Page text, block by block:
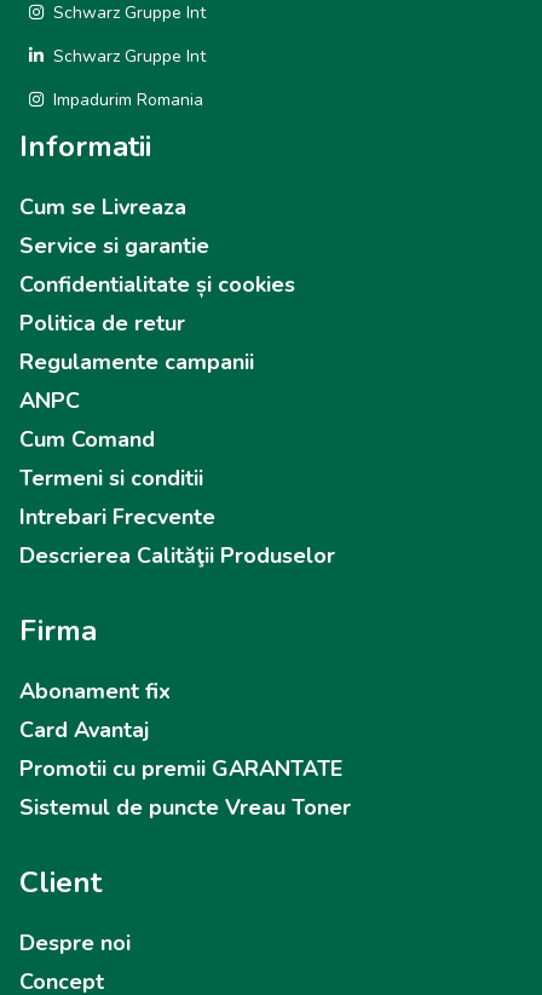
Schwarz Gruppe Int
Schwarz Gruppe Int
Impadurim Romania
Informatii
Cum se Livreaza
Service si garantie
Confidentialitate și cookies
Politica de retur
Regulamente campanii
ANPC
Cum Comand
Termeni si conditii
Intrebari Frecvente
Descrierea Calităţii Produselor
Firma
Abonament fix
Card Avantaj
Promotii cu premii GARANTATE
Sistemul de puncte Vreau Toner
Client
Despre noi
Concept